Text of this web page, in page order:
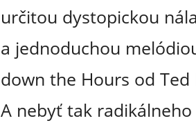
určitou dystopickou
a jednoduchou
down the Hours od Ted
A nebyť tak